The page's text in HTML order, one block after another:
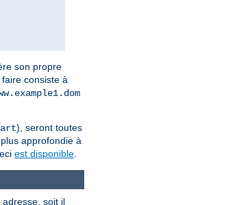
son propre
faire consiste à
), seront toutes
approfondie à
est disponible
soit il